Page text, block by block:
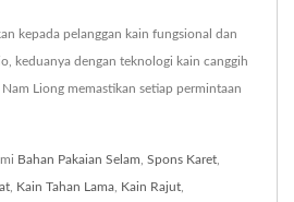
kepada pelanggan kain fungsional dan
keduanya dengan teknologi kain canggih
Liong memastikan setiap permintaan
Bahan Pakaian Selam Spons Karet
Kain Tahan Lama Kain Rajut